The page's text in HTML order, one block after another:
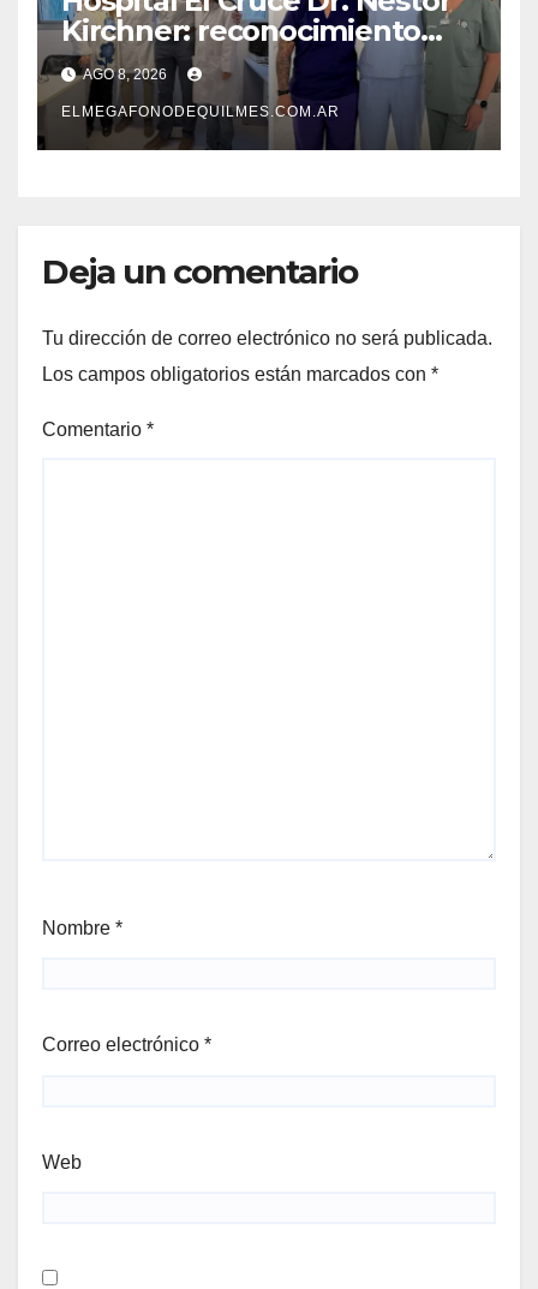
Kirchner: reconocimiento
internacional a la calidad de
su atención
AGO 8, 2026
ELMEGAFONODEQUILMES.COM.AR
Deja un comentario
Tu dirección de correo electrónico no será publicada.
Los campos obligatorios están marcados con *
Comentario *
Nombre *
Correo electrónico *
Web